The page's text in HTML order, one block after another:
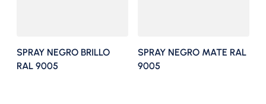
SPRAY NEGRO BRILLO
RAL 9005
SPRAY NEGRO MATE RAL
9005